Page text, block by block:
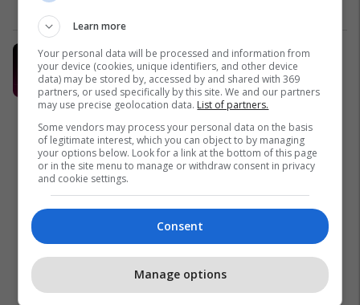
Mundësi të reja punësimi këtë javë
në Telegrafi Jobs
Telegrafi Jobs
Learn more
Your personal data will be processed and information from
your device (cookies, unique identifiers, and other device
data) may be stored by, accessed by and shared with 369
partners, or used specifically by this site. We and our partners
may use precise geolocation data. List of partners.
Some vendors may process your personal data on the basis
of legitimate interest, which you can object to by managing
your options below. Look for a link at the bottom of this page
or in the site menu to manage or withdraw consent in privacy
and cookie settings.
Consent
Manage options